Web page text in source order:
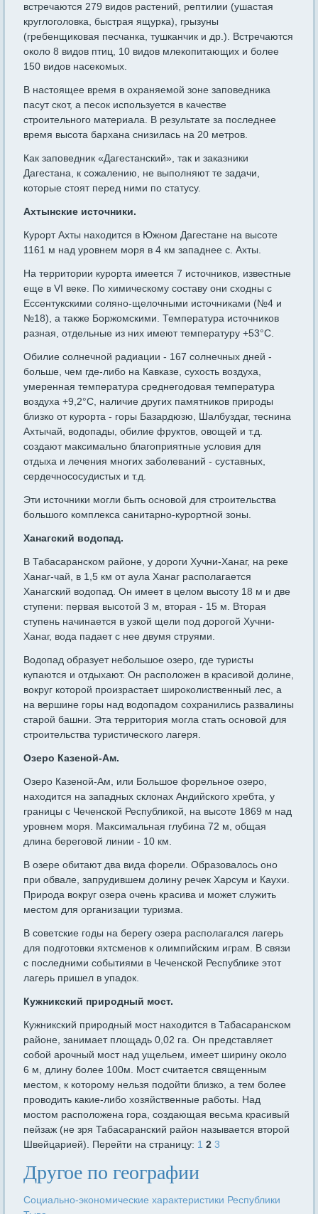
встречаются 279 видов растений, рептилии (ушастая
круглоголовка, быстрая ящурка), грызуны
(гребенщиковая песчанка, тушканчик и др.). Встречаются
около 8 видов птиц, 10 видов млекопитающих и более
150 видов насекомых.
В настоящее время в охраняемой зоне заповедника
пасут скот, а песок используется в качестве
строительного материала. В результате за последнее
время высота бархана снизилась на 20 метров.
Как заповедник «Дагестанский», так и заказники
Дагестана, к сожалению, не выполняют те задачи,
которые стоят перед ними по статусу.
Ахтынские источники.
Курорт Ахты находится в Южном Дагестане на высоте
1161 м над уровнем моря в 4 км западнее с. Ахты.
На территории курорта имеется 7 источников, известные
еще в VI веке. По химическому составу они сходны с
Ессентукскими соляно-щелочными источниками (№4 и
№18), а также Боржомскими. Температура источников
разная, отдельные из них имеют температуру +53°С.
Обилие солнечной радиации - 167 солнечных дней -
больше, чем где-либо на Кавказе, сухость воздуха,
умеренная температура среднегодовая температура
воздуха +9,2°С, наличие других памятников природы
близко от курорта - горы Базардюзю, Шалбуздаг, теснина
Ахтычай, водопады, обилие фруктов, овощей и т.д.
создают максимально благоприятные условия для
отдыха и лечения многих заболеваний - суставных,
сердечнососудистых и т.д.
Эти источники могли быть основой для строительства
большого комплекса санитарно-курортной зоны.
Ханагский водопад.
В Табасаранском районе, у дороги Хучни-Ханаг, на реке
Ханаг-чай, в 1,5 км от аула Ханаг располагается
Ханагский водопад. Он имеет в целом высоту 18 м и две
ступени: первая высотой 3 м, вторая - 15 м. Вторая
ступень начинается в узкой щели под дорогой Хучни-
Ханаг, вода падает с нее двумя струями.
Водопад образует небольшое озеро, где туристы
купаются и отдыхают. Он расположен в красивой долине,
вокруг которой произрастает широколиственный лес, а
на вершине горы над водопадом сохранились развалины
старой башни. Эта территория могла стать основой для
строительства туристического лагеря.
Озеро Казеной-Ам.
Озеро Казеной-Ам, или Большое форельное озеро,
находится на западных склонах Андийского хребта, у
границы с Чеченской Республикой, на высоте 1869 м над
уровнем моря. Максимальная глубина 72 м, общая
длина береговой линии - 10 км.
В озере обитают два вида форели. Образовалось оно
при обвале, запрудившем долину речек Харсум и Каухи.
Природа вокруг озера очень красива и может служить
местом для организации туризма.
В советские годы на берегу озера располагался лагерь
для подготовки яхтсменов к олимпийским играм. В связи
с последними событиями в Чеченской Республике этот
лагерь пришел в упадок.
Кужникский природный мост.
Кужникский природный мост находится в Табасаранском
районе, занимает площадь 0,02 га. Он представляет
собой арочный мост над ущельем, имеет ширину около
6 м, длину более 100м. Мост считается священным
местом, к которому нельзя подойти близко, а тем более
проводить какие-либо хозяйственные работы. Над
мостом расположена гора, создающая весьма красивый
пейзаж (не зря Табасаранский район называется второй
Швейцарией). Перейти на страницу: 1 2 3
Другое по географии
Социально-экономические характеристики Республики